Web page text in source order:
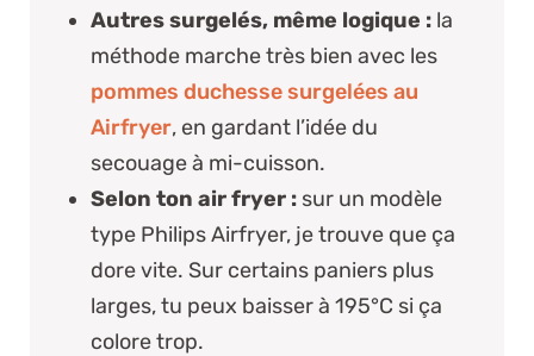
Autres surgelés, même logique : la
méthode marche très bien avec les
pommes duchesse surgelées au
Airfryer, en gardant l’idée du
secouage à mi-cuisson.
Selon ton air fryer : sur un modèle
type Philips Airfryer, je trouve que ça
dore vite. Sur certains paniers plus
larges, tu peux baisser à 195°C si ça
colore trop.